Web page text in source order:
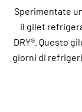
Sperimentate
il gilet
DRY®. Questo
giorni di